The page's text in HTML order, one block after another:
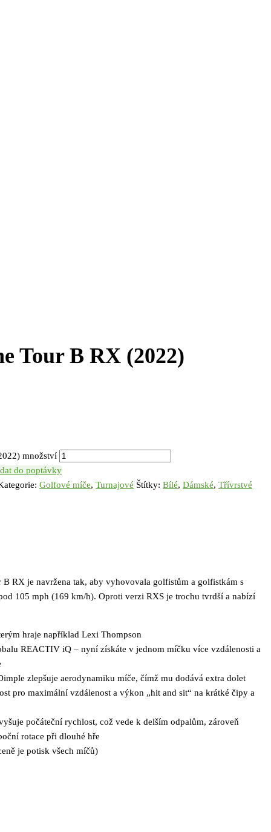
Tour B RX (2022)
množství
do poptávky
Golfové míče, Turnajové Štítky: Bílé, Dámské, Třívrstvé
B RX je navržena tak, aby vyhovovala golfistům a golfistkám s
105 mph (169 km/h). Oproti verzi RXS je trochu tvrdší a nabízí
hraje například Lexi Thompson
REACTIV iQ – nyní získáte v jednom míčku více vzdálenosti a
zlepšuje aerodynamiku míče, čímž mu dodává extra dolet
pro maximální vzdálenost a výkon „hit and sit“ na krátké čipy a
počáteční rychlost, což vede k delším odpalům, zároveň
rotace při dlouhé hře
je potisk všech míčů)